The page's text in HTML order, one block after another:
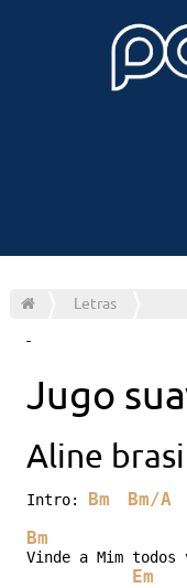
Letras
-
Jugo
Aline
Intro: Bm Bm/A
Bm
Vinde a Mim todos
Em